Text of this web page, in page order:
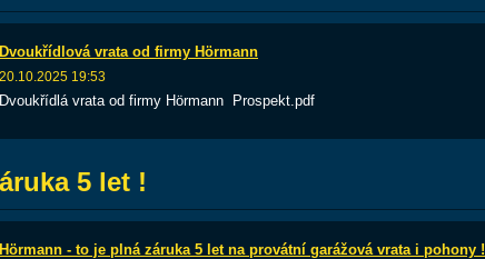
Dvoukřídlová vrata od firmy Hörmann
20.10.2025 19:53
Dvoukřídlá vrata od firmy Hörmann Prospekt.pdf
5 let !
Hörmann - to je plná záruka 5 let na provátní garážová vrata i pohony !